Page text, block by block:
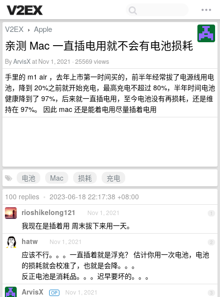
V2EX › Apple
亲测 Mac 一直插电用就不会有电池损耗
ByArvisXat Nov 1, 2021 · 25569 views
手里的 m1 air ，去年上市第一时间买的，前半年经常拔了电源线用电
池，降到 20%之前就开始充电，最高充电不超过 80%，半年时间电池
健康降到了 97%，后来就一直插电用，至今电池没有再损耗，还是维
持在 97%。 因此 mac 还是能着电用尽量插着电用
电池 Mac 损耗
充电
100 replies • 2023-06-18 22:17:38 +08:00
1
rioshikelong121 Nov 1, 2021
我现在是插着用 周末拔下来用一天。
2
hatw Nov 1, 2021
应该不行。。。一直插着就是浮充？ 估计你用一次电池，电池
的损耗就会校准了，也就是会降。。。
反正电池是消耗品。。。迟早要坏的。。。
3
ArvisX OP Nov 1, 2021